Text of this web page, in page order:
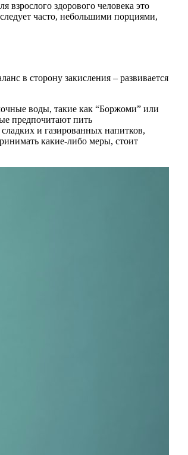
здорового человека это
часто, небольшими порциями,
в сторону закисления – развивается
воды, такие как “Боржоми” или
предпочитают пить
и газированных напитков,
какие-либо меры, стоит